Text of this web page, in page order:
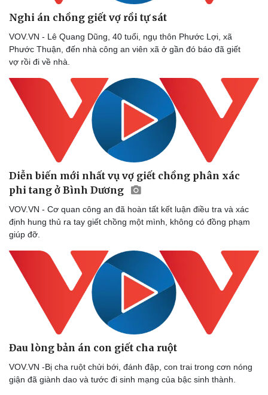
Nghi án chồng giết vợ rồi tự sát
VOV.VN - Lê Quang Dũng, 40 tuổi, ngụ thôn Phước Lợi, xã
Phước Thuận, đến nhà công an viên xã ở gần đó báo đã giết
vợ rồi đi về nhà.
Diễn biến mới nhất vụ vợ giết chồng phân xác
phi tang ở Bình Dương
VOV.VN - Cơ quan công an đã hoàn tất kết luận điều tra và xác
định hung thủ ra tay giết chồng một mình, không có đồng phạm
giúp đỡ.
Đau lòng bản án con giết cha ruột
VOV.VN -Bị cha ruột chửi bới, đánh đập, con trai trong cơn nóng
giận đã giành dao và tước đi sinh mạng của bậc sinh thành.